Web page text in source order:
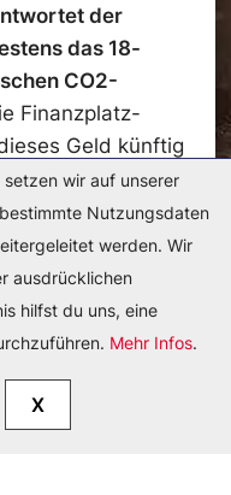
der
das 18-
CO2-
Finanzplatz-
Geld künftig
und
Hier findest
wir auf unserer
Nutzungsdaten
werden. Wir
ausdrücklichen
hilfst du uns, eine
Mehr Infos.
X